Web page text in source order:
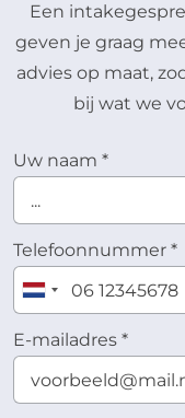
Een
geven je graag
advies op maat,
bij wat we
Uw naam *
Telefoonnummer *
E-mailadres *